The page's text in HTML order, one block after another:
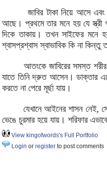
জাবির টাকা নিয়ে আসে এবং
আছে। প্রথমে তার মনে হয় যে স্ত্রী
দিকে তাকায়। তখন সাইফের মনে হয়
শ্বাসপ্রশ্বাস স্বাভাবিক কি না কিন্তু
আতংকে জাবিরের সমস্ত শরীর
যাতে তিনি দ্রুত আসেন। ডাক্তার
করতে না পেরে মূর্ছা যায়।
যেখানে আইনের শাসন নেই,
ভেঙে চুরমার হয়ে যায়। শরিফার
View kingofwords's Full Portfolio
Login or register to post comments